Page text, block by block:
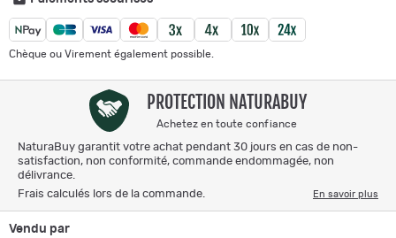
Chèque ou Virement également possible.
PROTECTION NATURABUY
Achetez en toute confiance
NaturaBuy garantit votre achat pendant 30 jours en cas de non-
satisfaction, non conformité, commande endommagée, non
délivrance.
Frais calculés lors de la commande.
En savoir plus
Vendu par